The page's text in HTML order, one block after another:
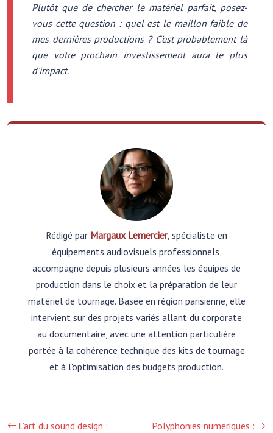
Plutôt que de chercher le matériel parfait, posez-
vous cette question : quel est le maillon faible de
mes dernières productions ? C’est probablement là
que votre prochain investissement aura le plus
d’impact.
Rédigé par Margaux Lemercier, spécialiste en
équipements audiovisuels professionnels,
accompagne depuis plusieurs années les équipes de
production dans le choix et la préparation de leur
matériel de tournage. Basée en région parisienne, elle
intervient sur des projets variés allant du corporate
au documentaire, avec une attention particulière
portée à la cohérence technique des kits de tournage
et à l'optimisation des budgets production.
L’art du sound design :
Polyphonies numériques :